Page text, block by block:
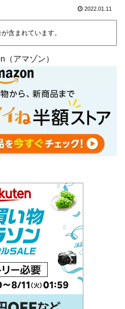
2022.01.11
含まれています。
（アマゾン）